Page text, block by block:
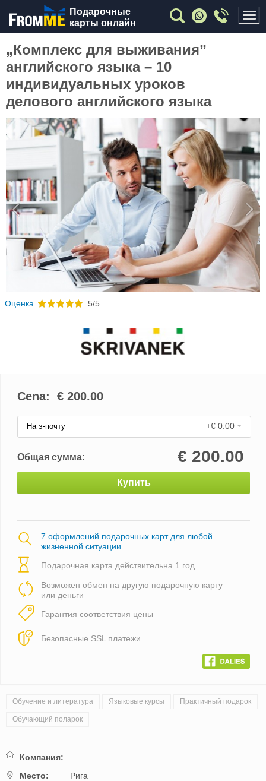
Подарочные
карты онлайн
„Комплекс для выживания”
английского языка – 10
индивидуальных уроков
делового английского языка
Previous
Oценка 5/5
Cena: € 200.00
На э-почту +€ 0.00
Общая сумма: € 200.00
Купить
7 оформлений подарочных карт для любой
жизненной ситуации
Подарочная карта действительна 1 год
Возможен обмен на другую подарочную карту
или деньги
Гарантия соответствия цены
Безопасные SSL платежи
Обучение и литература Языковые курсы Практичный подарок
Обучающий поларок
Компания:
Mестo:
Рига